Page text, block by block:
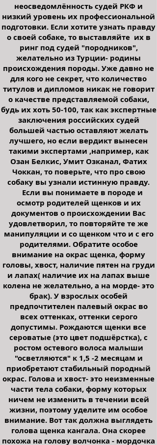
неосведомлённость судей РКФ и
низкий уровень их профессиональной
подготовки. Если хотите узнать правду
о своей собаке, то выставляйте их в
ринг под судей "породников",
желательно из Турции- родины
происхождения породы. Уже давно не
для кого не секрет, что количество
титулов и дипломов никак не говорит
о качестве представляемой собаки,
будь их хоть 50-100, так как экспертные
заключения российских судей
большей частью оставляют желать
лучшего, но если вердикт вынесен
такими экспертами ,например, как
Озан Белкис, Умит Озканал, Фатих
Чоккан, то поверьте, что про свою
собаку вы узнали истинную правду.
Если вы понимаете в породе и
осмотр родителей щенков и их
документов о происхождении Вас
удовлетворил, то повторяйте те же
манипуляции и со щенком что и с его
родителями. Обратите особое
внимание на окрас щенка, форму
головы, хвост, наличие пятен на груди
и лапах( наличие их на лапах выше
колена не желательно, а на морде- это
брак). У взрослых особей
предпочтителен палевый окрас во
всех оттенках, оттенки серого
допустимы. Рождаются щенки все
сероватые (это цвет подшёрстка), с
ростом остевого волоса малыши
"осветляются" к 1,5 -2 месяцам и
приобретают стабильный породный
окрас. Голова и хвост- это неизменные
части тела собаки, форму которых
ничем не изменить в течении всей
жизни, поэтому уделите им особое
внимание. Вот так должна выглядеть
голова щенка кангала. Она скорее
похожа на голову волчонка - мордочка